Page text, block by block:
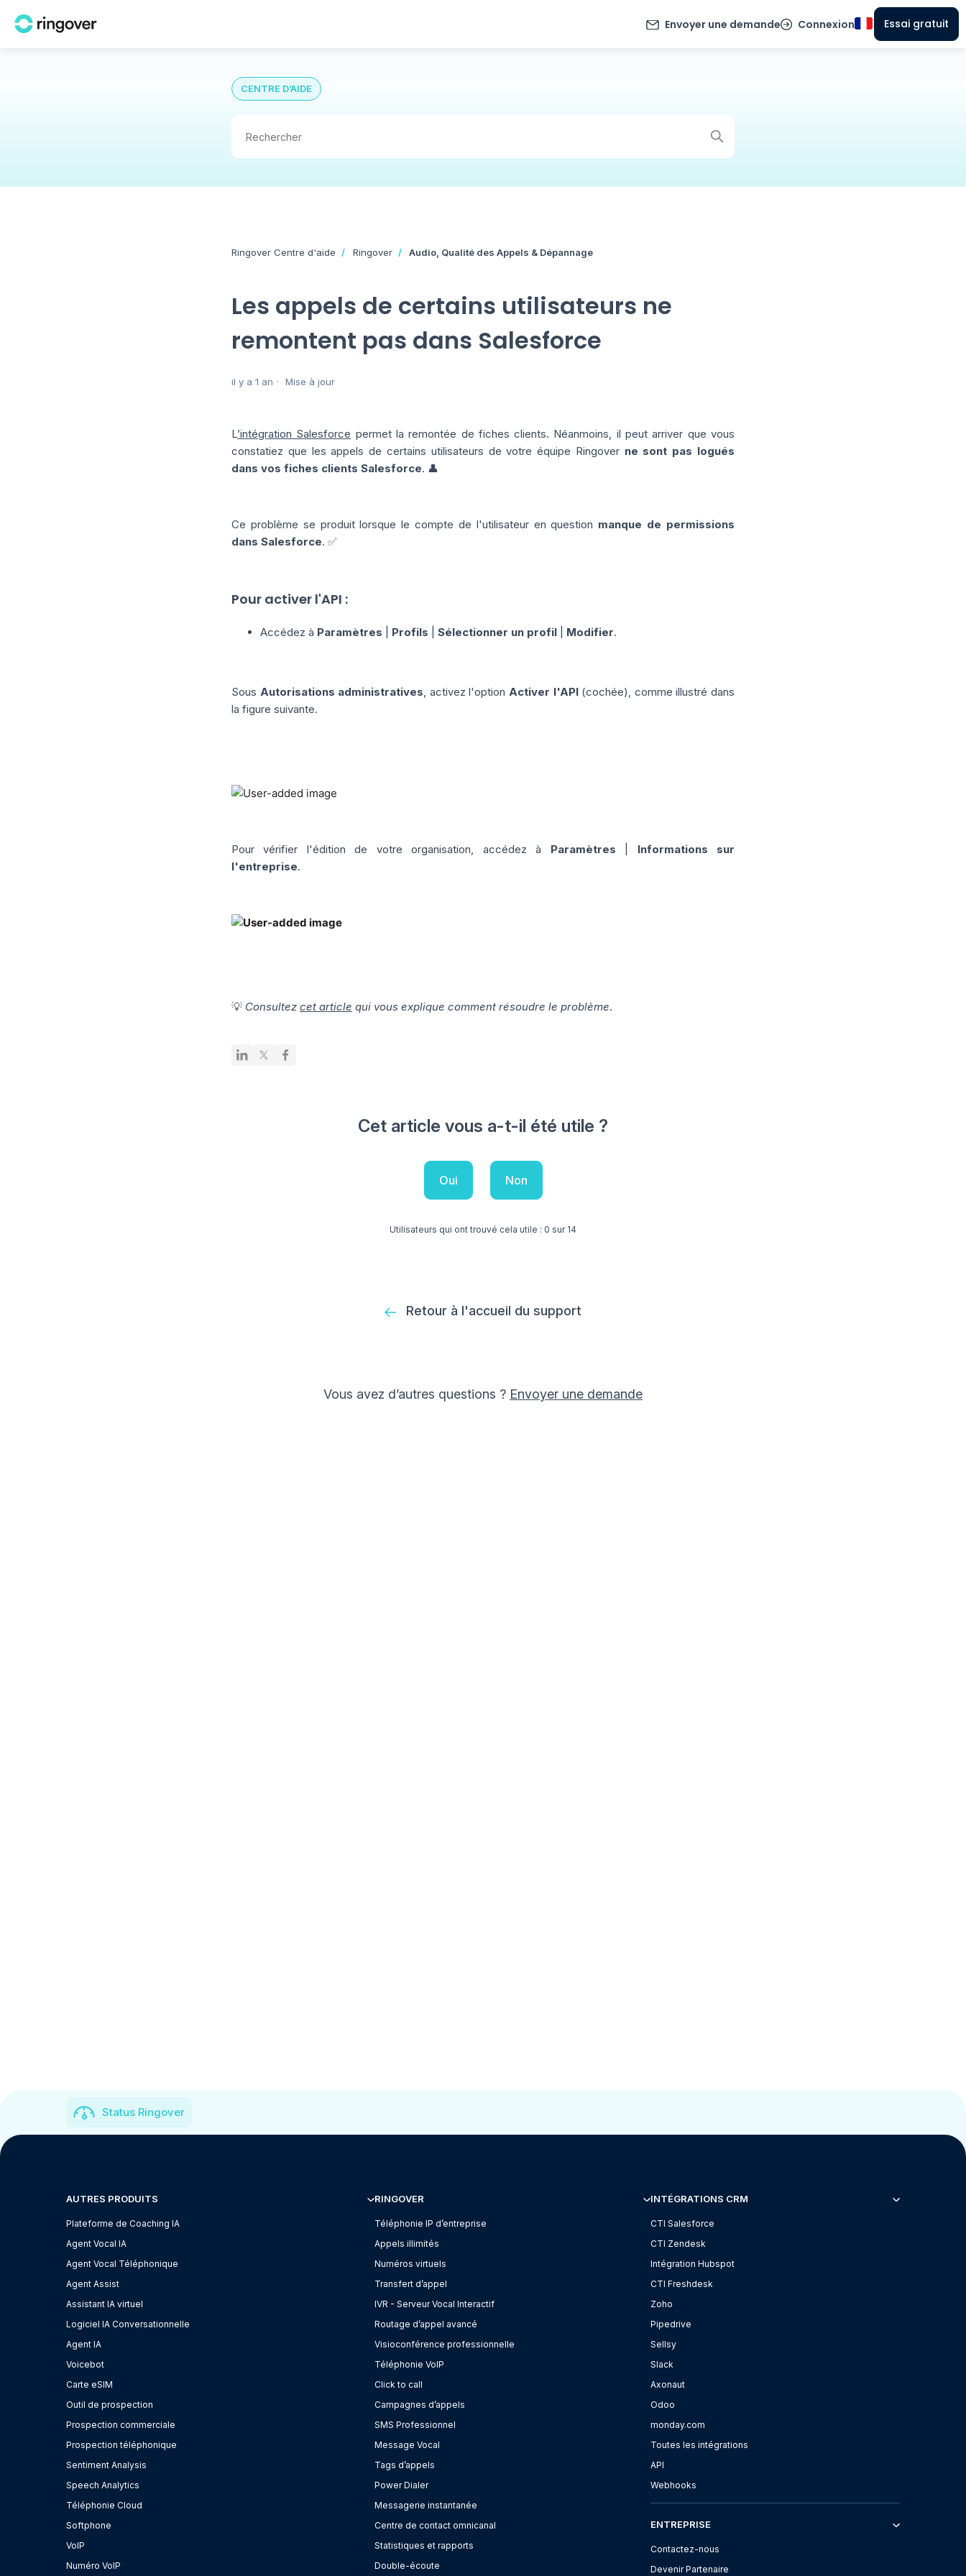
Envoyer une demande Connexion Essai gratuit
CENTRE D’AIDE
Ringover Centre d'aide Ringover Audio, Qualité des Appels & Dépannage
Les appels de certains utilisateurs ne
remontent pas dans Salesforce
il y a 1 an Mise à jour
L’intégration Salesforce permet la remontée de fiches clients. Néanmoins, il peut arriver que vous
constatiez que les appels de certains utilisateurs de votre équipe Ringover ne sont pas logués
dans vos fiches clients Salesforce. 👤
Ce problème se produit lorsque le compte de l'utilisateur en question manque de permissions
dans Salesforce. ✅
Pour activer l'API :
Accédez à Paramètres Profils Sélectionner un profil Modifier.
Sous Autorisations administratives, activez l'optionActiver l'API(cochée), comme illustré dans
la figure suivante.
Pour vérifier l'édition de votre organisation, accédez à Paramètres
Informations sur
l'entreprise.
💡 Consultez cet article qui vous explique comment résoudre le problème.
Cet article vous a-t-il été utile ?
Oui Non
Utilisateurs qui ont trouvé cela utile : 0 sur 14
Retour à l'accueil du support
Vous avez d’autres questions ? Envoyer une demande
Status Ringover
AUTRES PRODUITS
Plateforme de Coaching IA
Agent Vocal IA
Agent Vocal Téléphonique
Agent Assist
Assistant IA virtuel
Logiciel IA Conversationnelle
Agent IA
Voicebot
Carte eSIM
Outil de prospection
Prospection commerciale
Prospection téléphonique
Sentiment Analysis
Speech Analytics
Téléphonie Cloud
Softphone
VoIP
Numéro VoIP
RINGOVER
Téléphonie IP d’entreprise
Appels illimités
Numéros virtuels
Transfert d’appel
IVR - Serveur Vocal Interactif
Routage d’appel avancé
Visioconférence professionnelle
Téléphonie VoIP
Click to call
Campagnes d’appels
SMS Professionnel
Message Vocal
Tags d’appels
Power Dialer
Messagerie instantanée
Centre de contact omnicanal
Statistiques et rapports
Double-écoute
INTÉGRATIONS CRM
CTI Salesforce
CTI Zendesk
Intégration Hubspot
CTI Freshdesk
Zoho
Pipedrive
Sellsy
Slack
Axonaut
Odoo
monday.com
Toutes les intégrations
API
Webhooks
ENTREPRISE
Contactez-nous
Devenir Partenaire